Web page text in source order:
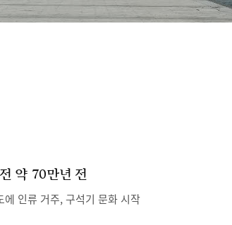
약 70만년 전
에 인류 거주, 구석기 문화 시작